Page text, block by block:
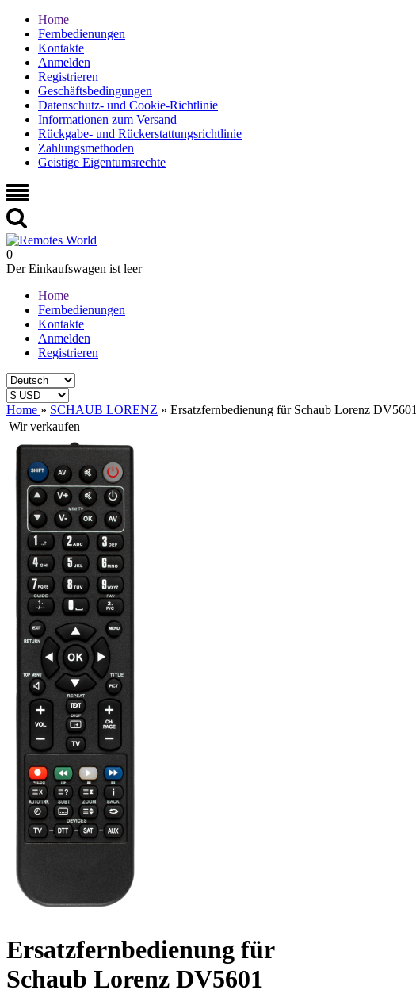
Home
Fernbedienungen
Kontakte
Anmelden
Registrieren
Geschäftsbedingungen
Datenschutz- und Cookie-Richtlinie
Informationen zum Versand
Rückgabe- und Rückerstattungsrichtlinie
Zahlungsmethoden
Geistige Eigentumsrechte
0
Der Einkaufswagen ist leer
Home
Fernbedienungen
Kontakte
Anmelden
Registrieren
Home » SCHAUB LORENZ » Ersatzfernbedienung für Schaub Lorenz DV5601
Wir verkaufen
Ersatzfernbedienung für
Schaub Lorenz DV5601